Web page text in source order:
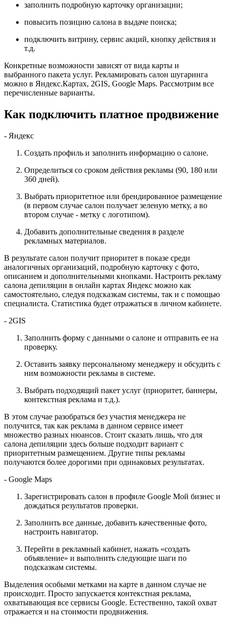
заполнить подробную карточку организации;
повысить позицию салона в выдаче поиска;
подключить витрину, сервис акций, кнопку действия и
т.д.
Конкретные возможности зависят от вида карты и
выбранного пакета услуг. Рекламировать салон шугаринга
можно в Яндекс.Картах, 2GIS, Google Maps. Рассмотрим все
перечисленные варианты.
Как подключить платное продвижение
- Яндекс
Создать профиль и заполнить информацию о салоне.
Определиться со сроком действия рекламы (90, 180 или
360 дней).
Выбрать приоритетное или брендированное размещение
(в первом случае салон получает зеленую метку, а во
втором случае - метку с логотипом).
Добавить дополнительные сведения в разделе
рекламных материалов.
В результате салон получит приоритет в показе среди
аналогичных организаций, подробную карточку с фото,
описанием и дополнительными кнопками. Настроить рекламу
салона депиляции в онлайн картах Яндекс можно как
самостоятельно, следуя подсказкам системы, так и с помощью
специалиста. Статистика будет отражаться в личном кабинете.
- 2GIS
Заполнить форму с данными о салоне и отправить ее на
проверку.
Оставить заявку персональному менеджеру и обсудить с
ним возможности рекламы в системе.
Выбрать подходящий пакет услуг (приоритет, баннеры,
контекстная реклама и т.д.).
В этом случае разобраться без участия менеджера не
получится, так как реклама в данном сервисе имеет
множество разных нюансов. Стоит сказать лишь, что для
салона депиляции здесь больше подходит вариант с
приоритетным размещением. Другие типы рекламы
получаются более дорогими при одинаковых результатах.
- Google Maps
Зарегистрировать салон в профиле Google Мой бизнес и
дождаться результатов проверки.
Заполнить все данные, добавить качественные фото,
настроить навигатор.
Перейти в рекламный кабинет, нажать «создать
объявление» и выполнить следующие шаги по
подсказкам системы.
Выделения особыми метками на карте в данном случае не
происходит. Просто запускается контекстная реклама,
охватывающая все сервисы Google. Естественно, такой охват
отражается и на стоимости продвижения.